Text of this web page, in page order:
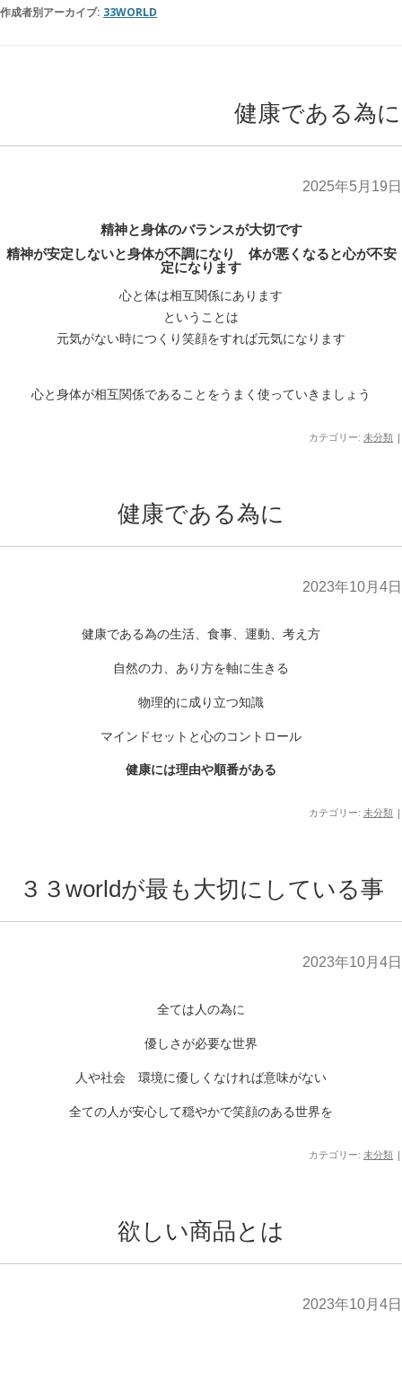
作成者別アーカイブ: 33WORLD
健康である為に
2025年5月19日
精神と身体のバランスが大切です
精神が安定しないと身体が不調になり 体が悪くなると心が不安
定になります
心と体は相互関係にあります
ということは
元気がない時につくり笑顔をすれば元気になります
心と身体が相互関係であることをうまく使っていきましょう
カテゴリー: 未分類 |
健康である為に
2023年10月4日
健康である為の生活、食事、運動、考え方
自然の力、あり方を軸に生きる
物理的に成り立つ知識
マインドセットと心のコントロール
健康には理由や順番がある
カテゴリー: 未分類 |
３３worldが最も大切にしている事
2023年10月4日
全ては人の為に
優しさが必要な世界
人や社会 環境に優しくなければ意味がない
全ての人が安心して穏やかで笑顔のある世界を
カテゴリー: 未分類 |
欲しい商品とは
2023年10月4日